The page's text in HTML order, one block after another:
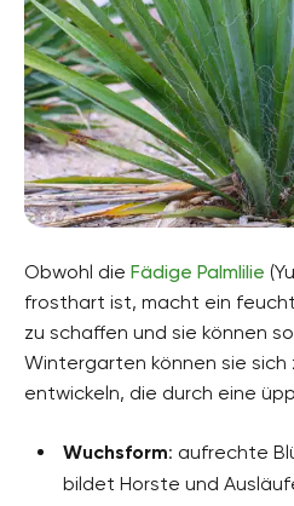
Obwohl die Fädige Palmlilie
frosthart ist, macht ein
zu schaffen und sie können
Wintergarten können sie
entwickeln, die durch eine
Wuchsform: aufrechte
bildet Horste und